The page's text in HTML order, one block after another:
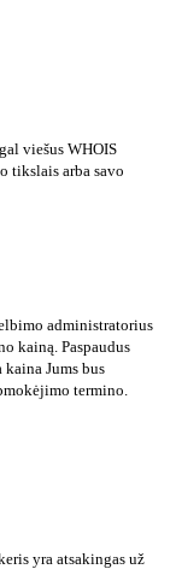
viešus WHOIS
tikslais arba savo
administratorius
kainą. Paspaudus
Jums bus
termino.
yra atsakingas už